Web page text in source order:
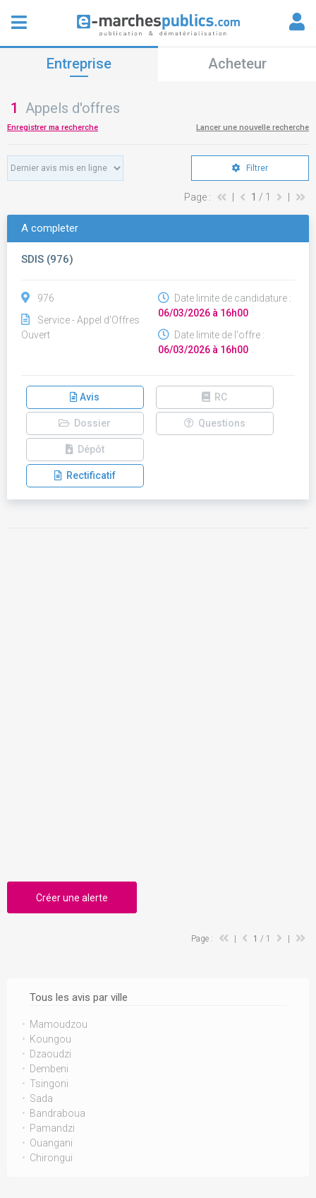
Entreprise Acheteur
1 Appels d'offres
Enregistrer ma recherche Lancer une nouvelle recherche
Tous les avis par ville
Mamoudzou
Koungou
Dzaoudzi
Dembeni
Tsingoni
Sada
Bandraboua
Pamandzi
Ouangani
Chirongui
Filtrer
Page : 1 / 1
A completer
SDIS (976)
976
Service - Appel d'Offres
Ouvert
Date limite de candidature :
06/03/2026 à 16h00
Date limite de l'offre :
06/03/2026 à 16h00
Avis RC
Dossier Questions
Dépôt
Rectificatif
Créer une alerte
Page : 1 / 1